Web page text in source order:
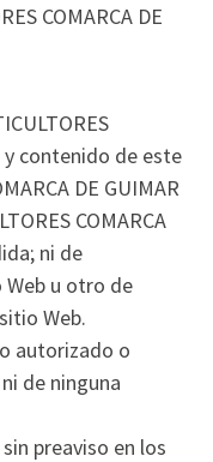
COMARCA DE
y contenido de este
DE GUIMAR
COMARCA
ni de
u otro de
Web.
autorizado o
de ninguna
preaviso en los